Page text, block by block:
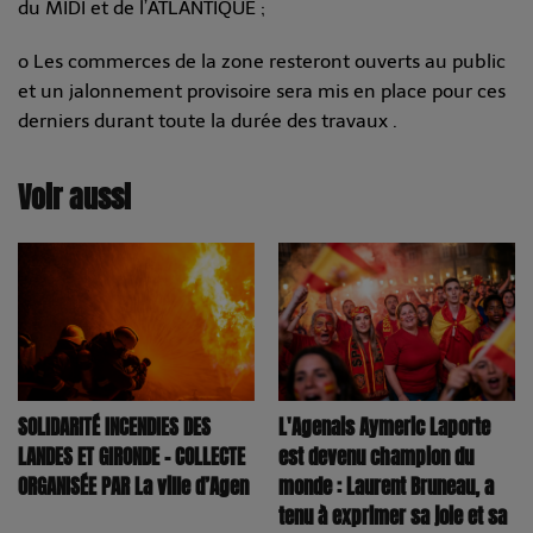
du MIDI et de l’ATLANTIQUE ;
o Les commerces de la zone resteront ouverts au public
et un jalonnement provisoire sera mis en place pour ces
derniers durant toute la durée des travaux .
Voir aussi
SOLIDARITÉ INCENDIES DES
LANDES ET GIRONDE – COLLECTE
ORGANISÉE PAR La ville d’Agen
L'Agenais Aymeric Laporte
est devenu champion du
monde : Laurent Bruneau, a
tenu à exprimer sa joie et sa